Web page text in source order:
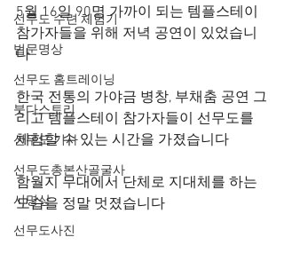
선무도 수련 체험기
법문명상
선무도 홈트레이닝
붓다스토리
선무도 기사
선무도총본산골굴사
시명상
선무도사진
5월 16일 90명 가까이 되는 템플스테이
참가자들을 위해 저녁 공연이 있었습니
다
한국 전통의 가야금 병창, 부채춤 공연 그
리고 템플스테이 참가자들이 선무도를
체험할 수 있는 시간을 가졌습니다
함월지 무대에서 단체로 지대체를 하는
모습을 정말 멋졌습니다